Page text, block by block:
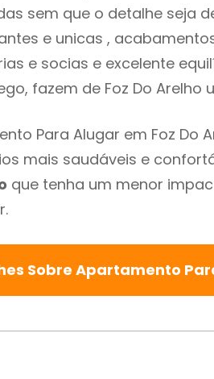
sem que o detalhe seja
e unicas ,
e socias e excelente
fazem de Foz Do Arelho
Para Alugar em Foz Do
mais saudáveis e
que tenha um menor
Sobre Apartamento